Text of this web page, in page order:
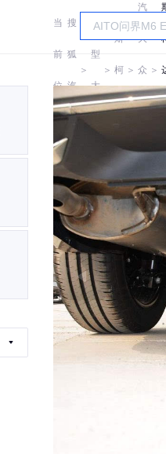
当
前
位
置:
搜
狐
汽
车
＞
车
型
大
＞
斯
柯
达
＞
汽
大
众
斯
＞